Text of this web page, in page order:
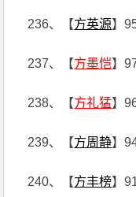
236、【方英源】
237、【方墨恺】
238、【方礼猛】
239、【方周静】
240、【方丰榜】